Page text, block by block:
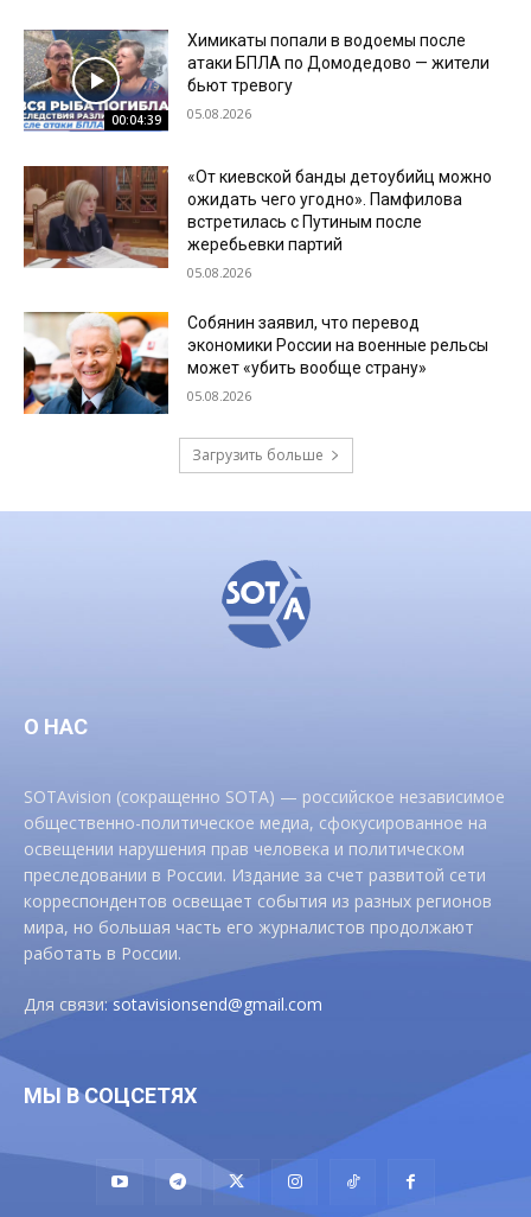
00:04:39
Химикаты попали в водоемы после
атаки БПЛА по Домодедово — жители
бьют тревогу
05.08.2026
«От киевской банды детоубийц можно
ожидать чего угодно». Памфилова
встретилась с Путиным после
жеребьевки партий
05.08.2026
Собянин заявил, что перевод
экономики России на военные рельсы
может «убить вообще страну»
05.08.2026
Загрузить больше
О НАС
SOTAvision (сокращенно SOTA) — российское независимое
общественно-политическое медиа, сфокусированное на
освещении нарушения прав человека и политическом
преследовании в России. Издание за счет развитой сети
корреспондентов освещает события из разных регионов
мира, но большая часть его журналистов продолжают
работать в России.
Для связи:sotavisionsend@gmail.com
МЫ В СОЦСЕТЯХ